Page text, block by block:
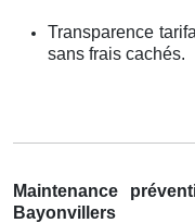
Transparence
sans frais cachés.
Maintenance
Bayonvillers